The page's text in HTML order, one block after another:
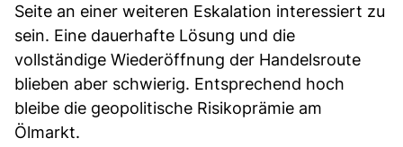
Seite an einer weiteren Eskalation interessiert zu
sein. Eine dauerhafte Lösung und die
vollständige Wiederöffnung der Handelsroute
blieben aber schwierig. Entsprechend hoch
bleibe die geopolitische Risikoprämie am
Ölmarkt.